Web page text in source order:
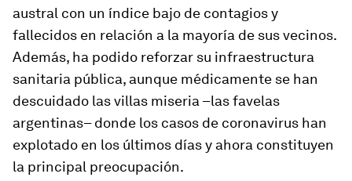
austral con un índice bajo de contagios y
fallecidos en relación a la mayoría de sus vecinos.
Además, ha podido reforzar su infraestructura
sanitaria pública, aunque médicamente se han
descuidado las villas miseria –las favelas
argentinas– donde los casos de coronavirus han
explotado en los últimos días y ahora constituyen
la principal preocupación.